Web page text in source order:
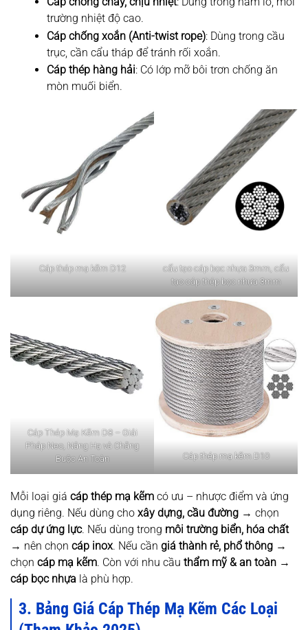
trường nhiệt độ cao.
Cáp chống xoắn (Anti-twist rope): Dùng trong cầu
trục, cần cẩu tháp để tránh rối xoắn.
Cáp thép hàng hải: Có lớp mỡ bôi trơn chống ăn
mòn muối biển.
Cáp thép mạ kẽm D12
cấu tạo cáp bọc nhựa 3mm, cấu
tạo cáp thép bọc nhựa 3mm
Cáp Thép Mạ Kẽm D8 – Giải
Pháp Neo, Nâng Hạ và Chằng
Buộc An Toàn
Cáp thép mạ kẽm D10
Mỗi loại giá cáp thép mạ kẽm có ưu – nhược điểm và ứng
dụng riêng. Nếu dùng cho xây dựng, cầu đường → chọn
cáp dự ứng lực. Nếu dùng trong môi trường biển, hóa chất
→ nên chọn cáp inox. Nếu cần giá thành rẻ, phổ thông →
chọn cáp mạ kẽm. Còn với nhu cầu thẩm mỹ & an toàn →
cáp bọc nhựa là phù hợp.
3. Bảng Giá Cáp Thép Mạ Kẽm Các Loại